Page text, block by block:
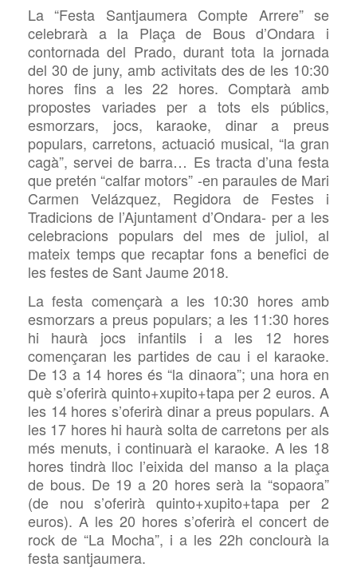
La “Festa Santjaumera Compte Arrere” se
celebrarà a la Plaça de Bous d’Ondara i
contornada del Prado, durant tota la jornada
del 30 de juny, amb activitats des de les 10:30
hores fins a les 22 hores. Comptarà amb
propostes variades per a tots els públics,
esmorzars, jocs, karaoke, dinar a preus
populars, carretons, actuació musical, “la gran
cagà”, servei de barra… Es tracta d’una festa
que pretén “calfar motors” -en paraules de Mari
Carmen Velázquez, Regidora de Festes i
Tradicions de l’Ajuntament d’Ondara- per a les
celebracions populars del mes de juliol, al
mateix temps que recaptar fons a benefici de
les festes de Sant Jaume 2018.
La festa començarà a les 10:30 hores amb
esmorzars a preus populars; a les 11:30 hores
hi haurà jocs infantils i a les 12 hores
començaran les partides de cau i el karaoke.
De 13 a 14 hores és “la dinaora”; una hora en
què s’oferirà quinto+xupito+tapa per 2 euros. A
les 14 hores s’oferirà dinar a preus populars. A
les 17 hores hi haurà solta de carretons per als
més menuts, i continuarà el karaoke. A les 18
hores tindrà lloc l’eixida del manso a la plaça
de bous. De 19 a 20 hores serà la “sopaora”
(de nou s’oferirà quinto+xupito+tapa per 2
euros). A les 20 hores s’oferirà el concert de
rock de “La Mocha”, i a les 22h conclourà la
festa santjaumera.